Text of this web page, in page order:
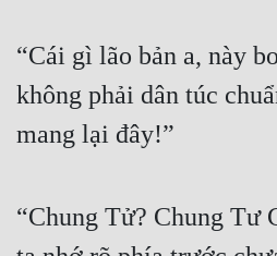
“Cái gì lão bản a, này
không phải dân túc
mang lại đây!”
“Chung Tử? Chung Tư